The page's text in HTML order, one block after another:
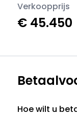
Verkoopprijs
€ 45.450
Hoe wilt u